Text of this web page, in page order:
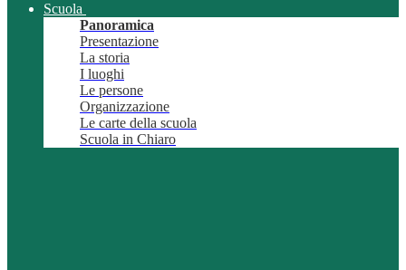
Scuola
Panoramica
Presentazione
La storia
I luoghi
Le persone
Organizzazione
Le carte della scuola
Scuola in Chiaro